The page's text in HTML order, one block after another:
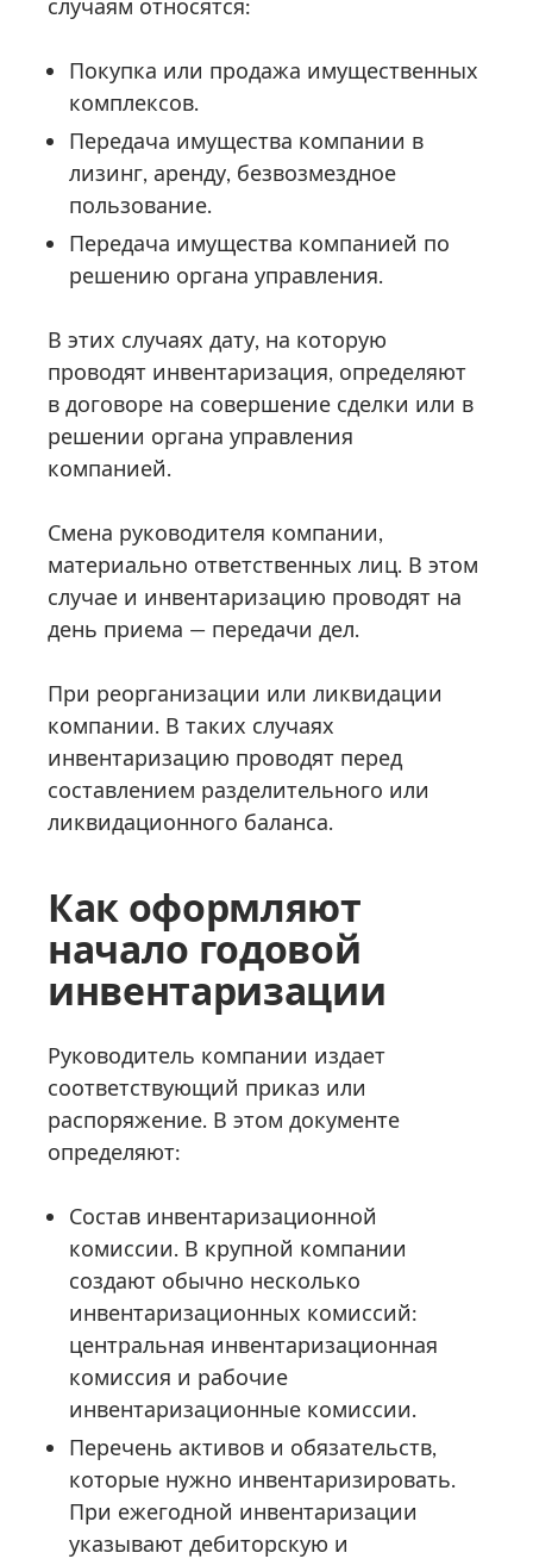
Покупка или продажа имущественных
комплексов.
Передача имущества компании в
лизинг, аренду, безвозмездное
пользование.
Передача имущества компанией по
решению органа управления.
В этих случаях дату, на которую
проводят инвентаризация, определяют
в договоре на совершение сделки или в
решении органа управления
компанией.
Смена руководителя компании,
материально ответственных лиц. В этом
случае и инвентаризацию проводят на
день приема — передачи дел.
При реорганизации или ликвидации
компании. В таких случаях
инвентаризацию проводят перед
составлением разделительного или
ликвидационного баланса.
Как оформляют
начало годовой
инвентаризации
Руководитель компании издает
соответствующий приказ или
распоряжение. В этом документе
определяют:
Состав инвентаризационной
комиссии. В крупной компании
создают обычно несколько
инвентаризационных комиссий:
центральная инвентаризационная
комиссия и рабочие
инвентаризационные комиссии.
Перечень активов и обязательств,
которые нужно инвентаризировать.
При ежегодной инвентаризации
указывают дебиторскую и